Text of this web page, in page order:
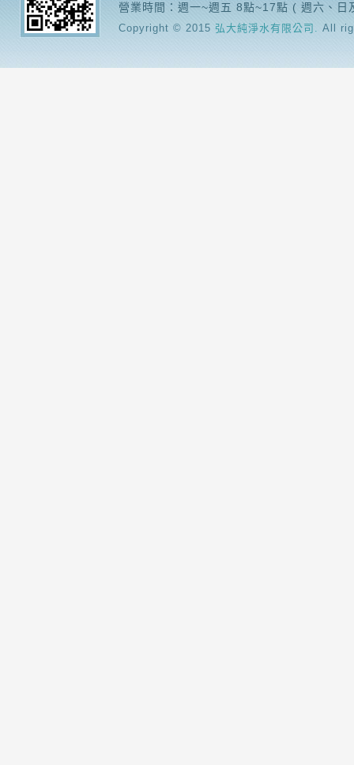
營業時間：週一~週五 8點~17點 ( 週六、日
Copyright © 2015 弘大純淨水有限公司. All